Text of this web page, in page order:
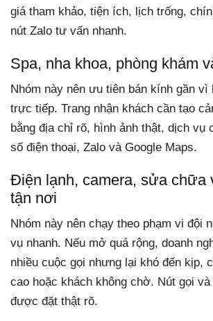
giá tham khảo, tiện ích, lịch trống,
nút Zalo tư vấn nhanh.
Spa, nha khoa, phòng khám
Nhóm này nên ưu tiên bán kính gần vì
trực tiếp. Trang nhận khách cần tạo
bằng địa chỉ rõ, hình ảnh thật, dịch vụ
số điện thoại, Zalo và Google Maps.
Điện lạnh, camera, sửa chữa
tận nơi
Nhóm này nên chạy theo phạm vi đội
vụ nhanh. Nếu mở quá rộng, doanh
nhiều cuộc gọi nhưng lại khó đến kịp,
cao hoặc khách không chờ. Nút gọi
được đặt thật rõ.